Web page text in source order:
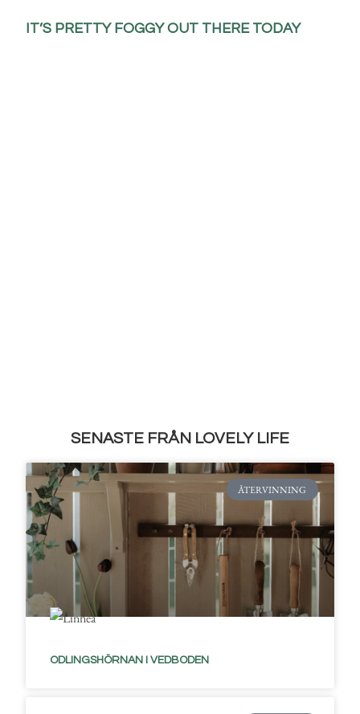
IT’S PRETTY FOGGY OUT THERE TODAY
SENASTE FRÅN LOVELY LIFE
ÅTERVINNING
ODLINGSHÖRNAN I VEDBODEN